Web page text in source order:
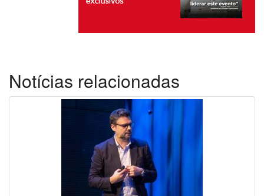
Notícias relacionadas